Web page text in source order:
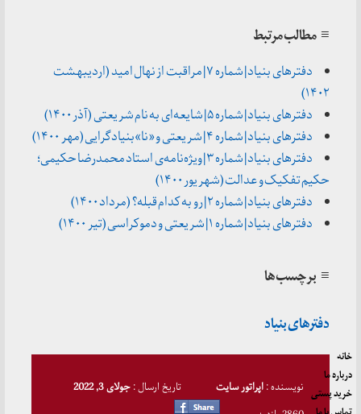
≡ مطالب مرتبط
دفترهای بنیاد | شماره ۷ | مراقبت از نهال امید (اردیبهشت
۱۴۰۲)
دفترهای بنیاد | شماره ۵ | شایعه‌ای به نام شریعتی (آذر ۱۴۰۰)
دفترهای بنیاد | شماره ۴ | شریعتی و «نا»بنیادگرایی (مهر ۱۴۰۰)
دفترهای بنیاد | شماره ۳ | ویژه‌نامه‌ی استاد محمدرضا حکیمی؛
حکیم تفکیک و عدالت (شهریور ۱۴۰۰)
دفترهای بنیاد | شماره ۲ | رو به کدام قبله؟ (مرداد ۱۴۰۰)
دفترهای بنیاد | شماره ۱ | شریعتی و دموکراسی (تیر ۱۴۰۰)
≡ برچسب‌ها
دفترهای بنیاد
نویسنده :اپراتور سایت تاریخ ارسال :جولای 3, 2022
خانه
درباره ما
خرید پستی